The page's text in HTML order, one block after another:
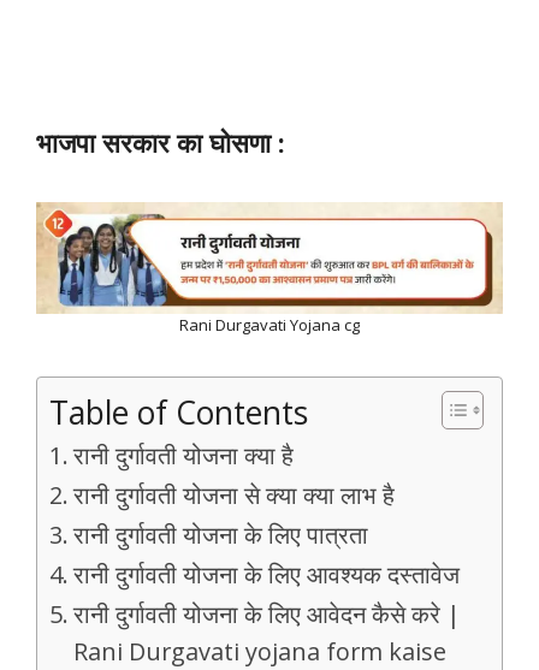
भाजपा सरकार का घोसणा :
Rani Durgavati Yojana cg
Table of Contents
रानी दुर्गावती योजना क्या है
रानी दुर्गावती योजना से क्या क्या लाभ है
रानी दुर्गावती योजना के लिए पात्रता
रानी दुर्गावती योजना के लिए आवश्यक दस्तावेज
रानी दुर्गावती योजना के लिए आवेदन कैसे करे |
Rani Durgavati yojana form kaise